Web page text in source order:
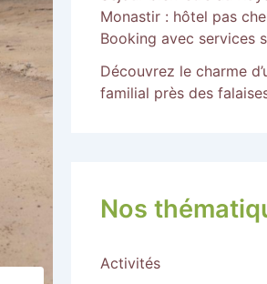
Monastir : hôtel pas
Booking avec services
Découvrez le charme
familial près des
Nos
Activités